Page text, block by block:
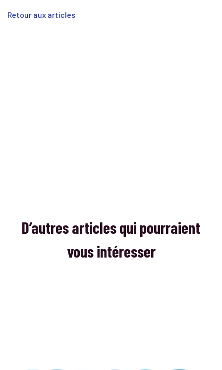
Retour aux articles
D’autres articles qui pourraient
vous intéresser